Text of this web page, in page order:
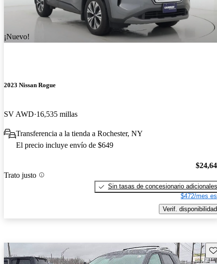
¡Nuevo!
2023 Nissan Rogue
SV AWD 16,535 millas
Transferencia a la tienda a Rochester, NY
El precio incluye envío de $649
Trato justo
Sin tasas de concesionario adicionales
$472/mes
Verif. disponibilidad